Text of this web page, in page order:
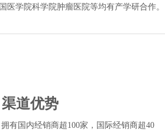
国医学院科学院肿瘤医院等均有产学研合作。
渠道优势
拥有国内经销商超100家，国际经销商超40